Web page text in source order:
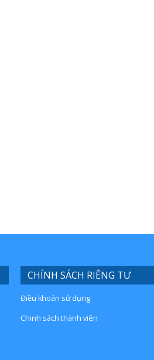
CHÍNH SÁCH RIÊNG TƯ
Điều khoản sử dụng
Chinh sách thành viên